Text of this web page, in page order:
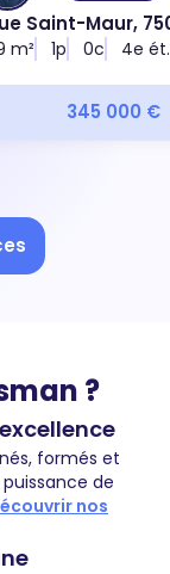
Saint-Maur,
m² 1p 0c 4e ét.
345 000 €
?
formés et
de
nos